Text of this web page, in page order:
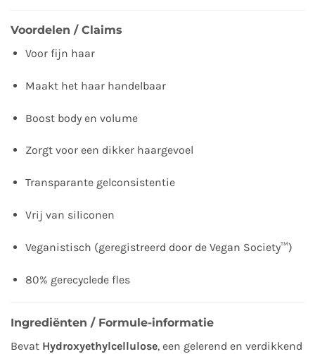
Voordelen / Claims
Voor fijn haar
Maakt het haar handelbaar
Boost body en volume
Zorgt voor een dikker haargevoel
Transparante gelconsistentie
Vrij van siliconen
Veganistisch (geregistreerd door de Vegan Society™)
80% gerecyclede fles
Ingrediënten / Formule-informatie
Bevat Hydroxyethylcellulose, een gelerend en verdikkend